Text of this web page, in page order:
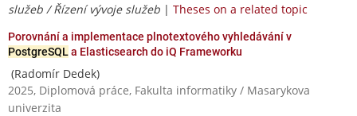
služeb / Řízení vývoje služeb | Theses on a related topic
Porovnání a implementace plnotextového vyhledávání v
PostgreSQLa Elasticsearch do iQ Frameworku
(Radomír Dedek)
2025, Diplomová práce, Fakulta informatiky / Masarykova
univerzita